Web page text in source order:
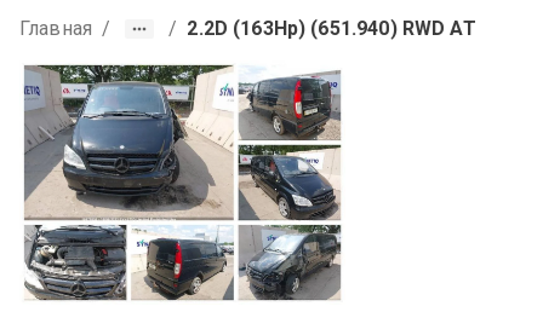
Главная / / 2.2D (163Hp) (651.940) RWD AT